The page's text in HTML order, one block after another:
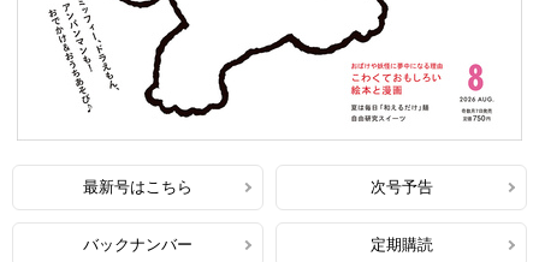
最新号はこちら 次号予告
バックナンバー 定期購読